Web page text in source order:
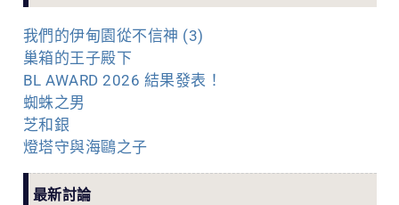
我們的伊甸園從不信神 (3)
巢箱的王子殿下
BL AWARD 2026 結果發表！
蜘蛛之男
芝和銀
燈塔守與海鷗之子
最新討論